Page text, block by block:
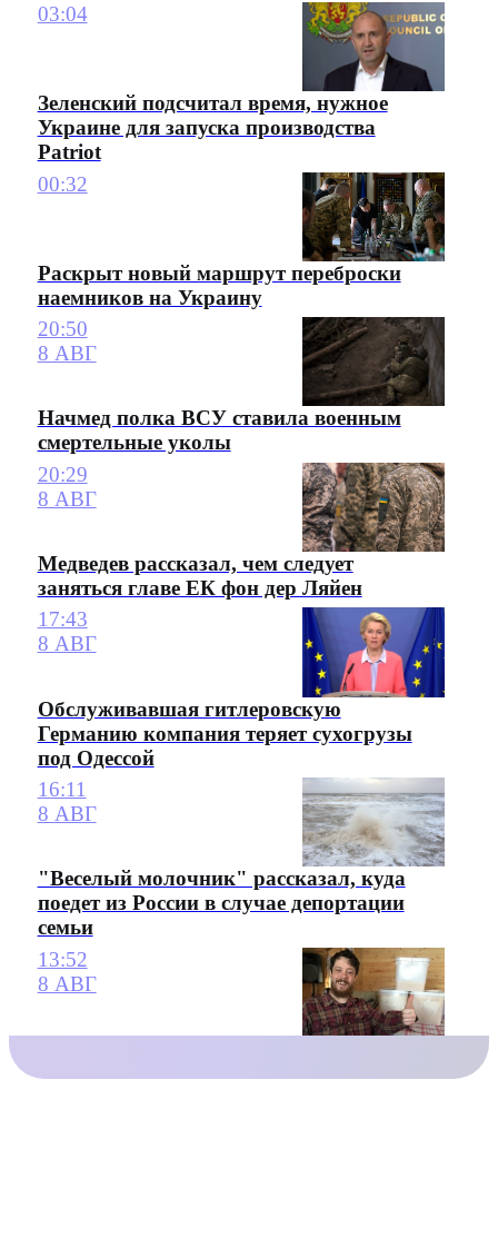
03:04
Зеленский подсчитал время, нужное
Украине для запуска производства
Patriot
00:32
Раскрыт новый маршрут переброски
наемников на Украину
20:50
8 АВГ
Начмед полка ВСУ ставила военным
смертельные уколы
20:29
8 АВГ
Медведев рассказал, чем следует
заняться главе ЕК фон дер Ляйен
17:43
8 АВГ
Обслуживавшая гитлеровскую
Германию компания теряет сухогрузы
под Одессой
16:11
8 АВГ
"Веселый молочник" рассказал, куда
поедет из России в случае депортации
семьи
13:52
8 АВГ